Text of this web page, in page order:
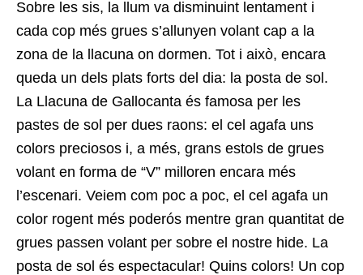
Sobre les sis, la llum va disminuint lentament i
cada cop més grues s’allunyen volant cap a la
zona de la llacuna on dormen. Tot i això, encara
queda un dels plats forts del dia: la posta de sol.
La Llacuna de Gallocanta és famosa per les
pastes de sol per dues raons: el cel agafa uns
colors preciosos i, a més, grans estols de grues
volant en forma de “V” milloren encara més
l’escenari. Veiem com poc a poc, el cel agafa un
color rogent més poderós mentre gran quantitat de
grues passen volant per sobre el nostre hide. La
posta de sol és espectacular! Quins colors! Un cop